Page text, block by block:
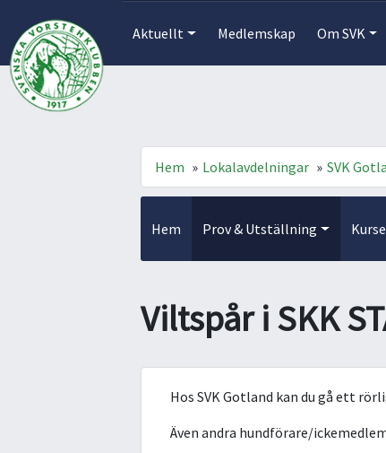
Aktuellt Medlemskap Om SVK
Hem » Lokalavdelningar » SVK
Hem Prov & Utställning
Viltspår i SKK
Hos SVK Gotland kan du gå ett
Även andra hundförare/